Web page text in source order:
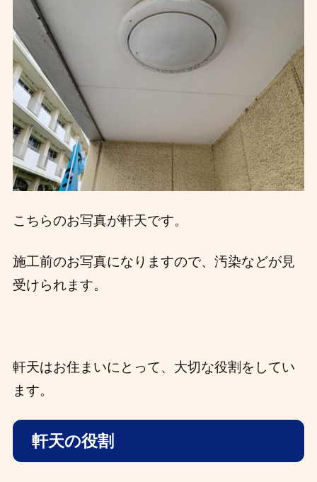
こちらのお写真が軒天です。
施工前のお写真になりますので、汚染などが見
受けられます。
軒天はお住まいにとって、大切な役割をしてい
ます。
軒天の役割